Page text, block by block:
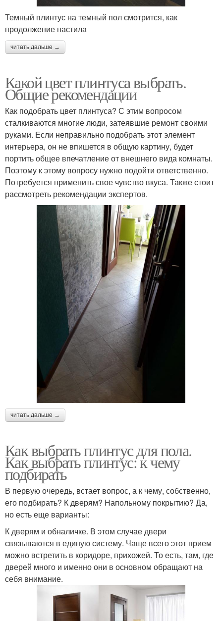
Темный плинтус на темный пол смотрится, как
продолжение настила
читать дальше →
Какой цвет плинтуса выбрать.
Общие рекомендации
Как подобрать цвет плинтуса? С этим вопросом
сталкиваются многие люди, затеявшие ремонт своими
руками. Если неправильно подобрать этот элемент
интерьера, он не впишется в общую картину, будет
портить общее впечатление от внешнего вида комнаты.
Поэтому к этому вопросу нужно подойти ответственно.
Потребуется применить свое чувство вкуса. Также стоит
рассмотреть рекомендации экспертов.
читать дальше →
Как выбрать плинтус для пола.
Как выбрать плинтус: к чему
подбирать
В первую очередь, встает вопрос, а к чему, собственно,
его подбирать? К дверям? Напольному покрытию? Да,
но есть еще варианты:
К дверям и обналичке. В этом случае двери
связываются в единую систему. Чаще всего этот прием
можно встретить в коридоре, прихожей. То есть, там, где
дверей много и именно они в основном обращают на
себя внимание.